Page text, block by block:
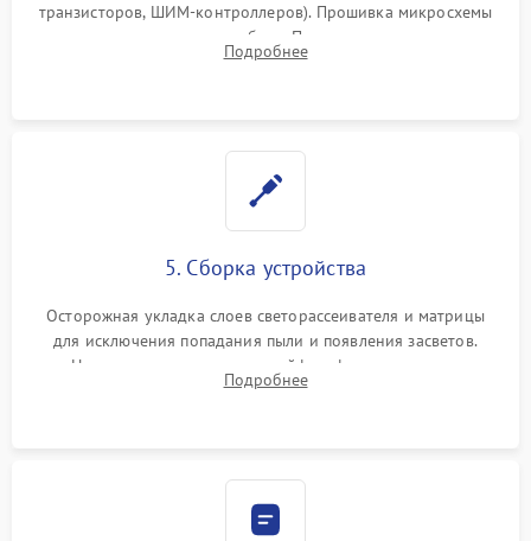
транзисторов, ШИМ-контроллеров). Прошивка микросхемы
памяти при программных сбоях. При поломке подсветки —
разборка матрицы и замена выгоревших светодиодов.
Подробнее
5. Сборка устройства
Осторожная укладка слоев светорассеивателя и матрицы
для исключения попадания пыли и появления засветов.
Надежное подключение шлейфов, фиксация плат и
аккуратное защелкивание пластикового корпуса монитора.
Подробнее